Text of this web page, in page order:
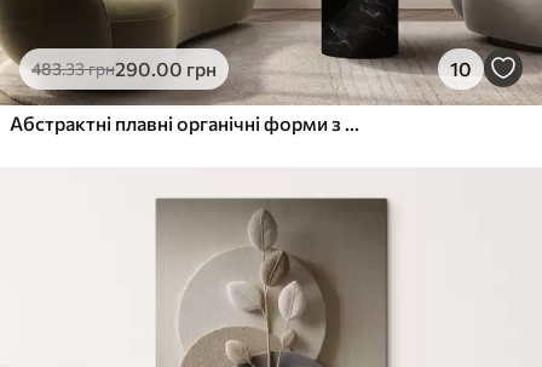
483.33грн290.00 грн 10
Абстрактні плавні органічні форми з ніжними напівпрозорими фактурами